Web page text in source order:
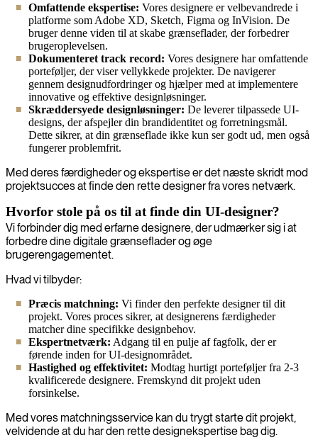
Omfattende ekspertise: Vores designere er velbevandrede i
platforme som Adobe XD, Sketch, Figma og InVision. De
bruger denne viden til at skabe grænseflader, der forbedrer
brugeroplevelsen.
Dokumenteret track record: Vores designere har omfattende
porteføljer, der viser vellykkede projekter. De navigerer
gennem designudfordringer og hjælper med at implementere
innovative og effektive designløsninger.
Skræddersyede designløsninger: De leverer tilpassede UI-
designs, der afspejler din brandidentitet og forretningsmål.
Dette sikrer, at din grænseflade ikke kun ser godt ud, men også
fungerer problemfrit.
Med deres færdigheder og ekspertise er det næste skridt mod
projektsucces at finde den rette designer fra vores netværk.
Hvorfor stole på os til at finde din UI-designer?
Vi forbinder dig med erfarne designere, der udmærker sig i at
forbedre dine digitale grænseflader og øge
brugerengagementet.
Hvad vi tilbyder:
Præcis matchning: Vi finder den perfekte designer til dit
projekt. Vores proces sikrer, at designerens færdigheder
matcher dine specifikke designbehov.
Ekspertnetværk: Adgang til en pulje af fagfolk, der er
førende inden for UI-designområdet.
Hastighed og effektivitet: Modtag hurtigt porteføljer fra 2-3
kvalificerede designere. Fremskynd dit projekt uden
forsinkelse.
Med vores matchningsservice kan du trygt starte dit projekt,
velvidende at du har den rette designekspertise bag dig.